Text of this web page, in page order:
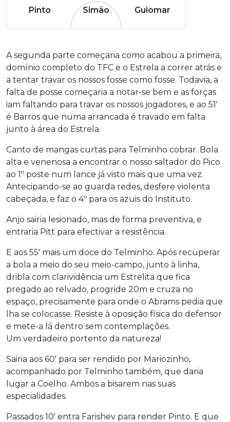
Pinto Simão Guiomar
A segunda parte começaria como acabou a primeira,
domínio completo do TFC e o Estrela a correr atrás e
a tentar travar os nossos fosse como fosse. Todavia, a
falta de posse começaria a notar-se bem e as forças
iam faltando para travar os nossos jogadores, e ao 51′
é Barros que numa arrancada é travado em falta
junto à área do Estrela.
Canto de mangas curtas para Telminho cobrar. Bola
alta e venenosa a encontrar o nosso saltador do Pico
ao 1º poste num lance já visto mais que uma vez.
Antecipando-se ao guarda redes, desfere violenta
cabeçada, e faz o 4º para os azuis do Instituto.
Anjo sairia lesionado, mas de forma preventiva, e
entraria Pitt para efectivar a resistência.
E aos 55′ mais um doce do Telminho. Após recuperar
a bola a meio do seu meio-campo, junto à linha,
dribla com clarividência um Estrelita que fica
pregado ao relvado, progride 20m e cruza no
espaço, precisamente para onde o Abrams pedia que
lha se colocasse. Resiste à oposição física do defensor
e mete-a lá dentro sem contemplações.
Um verdadeiro portento da natureza!
Sairia aos 60′ para ser rendido por Mariozinho,
acompanhado por Telminho também, que daria
lugar a Coelho. Ambos a bisarem nas suas
especialidades.
Passados 10′ entra Farishev para render Pinto. E que